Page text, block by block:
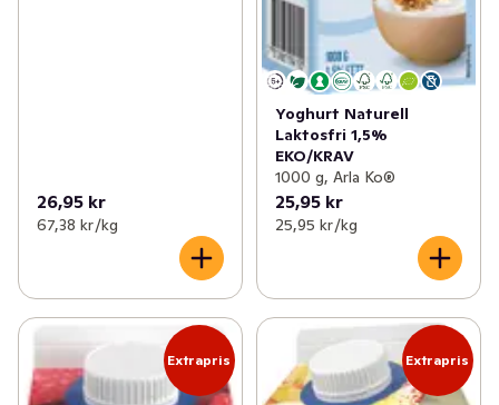
26,95 kr
67,38 kr /kg
Yoghurt Naturell
Laktosfri 1,5%
EKO/KRAV
1000 g, Arla Ko®
25,95 kr
25,95 kr /kg
Extrapris Extrapris